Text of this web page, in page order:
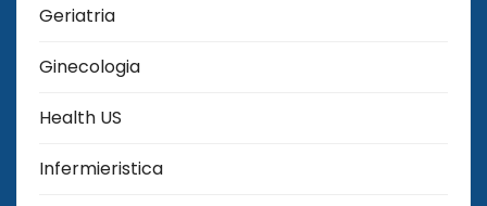
Geriatria
Ginecologia
Health US
Infermieristica